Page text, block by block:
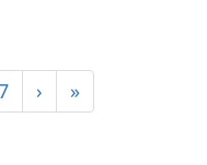
Siguiente
página
›
Última
página
»